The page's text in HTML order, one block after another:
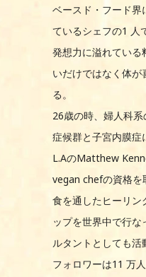
ベースド・フード界
ているシェフの1 人
発想力に溢れている
いだけではなく体
る。
26歳の時、婦人科
症候群と子宮内膜症
L.AのMatthew
vegan chefの資格を
食を通したヒーリン
ップを世界中で行
ルタントとしても
フォロワーは11 万